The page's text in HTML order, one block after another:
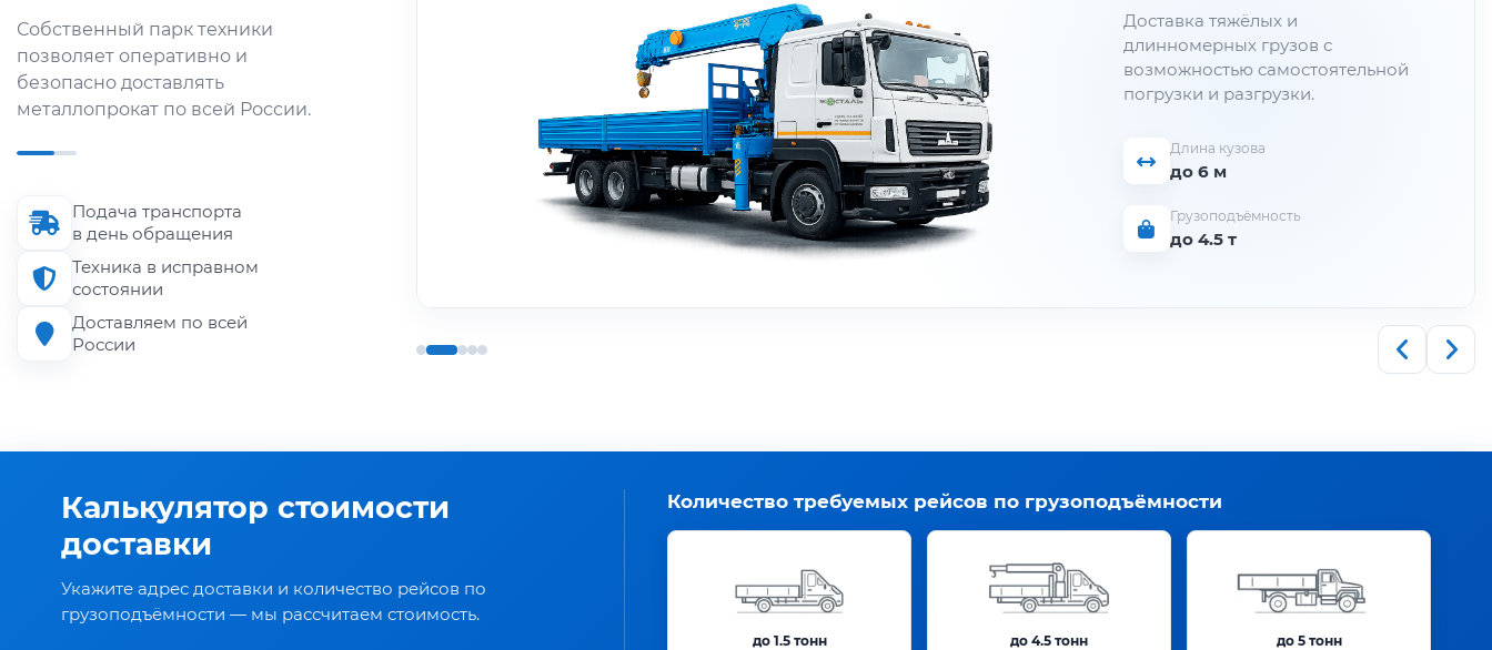
Собственный парк техники
позволяет оперативно и
безопасно доставлять
металлопрокат по всей России.
Подача транспорта
в день обращения
Техника в исправном
состоянии
Доставляем по всей
России
Оперативная доставка
небольших партий
металлопроката по городу и
области.
Грузоподъёмность
до 1.5 т
Доставка тяжёлых и
длинномерных грузов с
возможностью самостоятельной
погрузки и разгрузки.
Длина кузова
до 6 м
Грузоподъёмность
до 4.5 т
Калькулятор стоимости
доставки
Укажите адрес доставки и количество рейсов по
грузоподъёмности — мы рассчитаем стоимость.
Количество требуемых рейсов по грузоподъёмности
до 1.5 тонн до 4.5 тонн до 5 тонн